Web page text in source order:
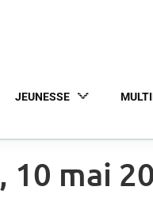
JEUNESSE
10 mai